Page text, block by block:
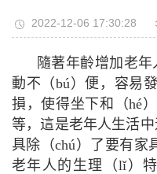
2022-12-06 17:30:28
隨著年齡增加老
動不（bú）便，容易
損，使得坐下和（hé
等，這是老年人生活
具除（chú）了要有家
老年人的生理（lǐ）